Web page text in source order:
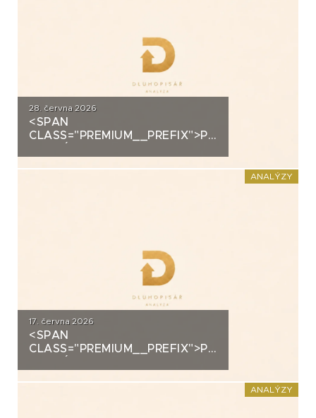
28. června 2026
<SPAN
CLASS="PREMIUM__PREFIX">PREMIUM</
ANALÝZY
17. června 2026
<SPAN
CLASS="PREMIUM__PREFIX">PREMIUM</
ANALÝZY